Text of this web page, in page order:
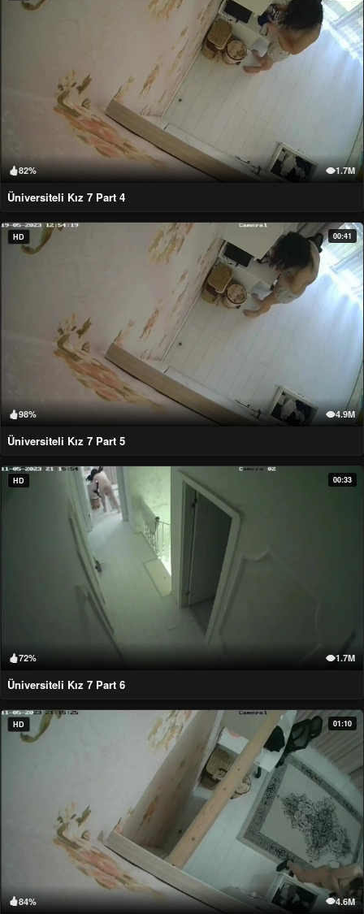
82% 1.7M
Üniversiteli Kız 7 Part 4
HD 00:41
98% 4.9M
Üniversiteli Kız 7 Part 5
HD 00:33
72% 1.7M
Üniversiteli Kız 7 Part 6
HD 01:10
84% 4.6M